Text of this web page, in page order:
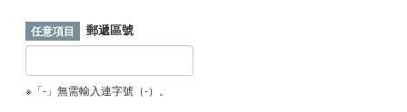
郵遞區號
※「-」無需輸入連字號（-）。